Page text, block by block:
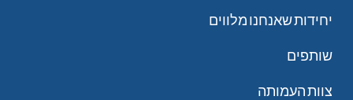
יחידות שאנחנו מלווים
שותפים
צוות העמותה